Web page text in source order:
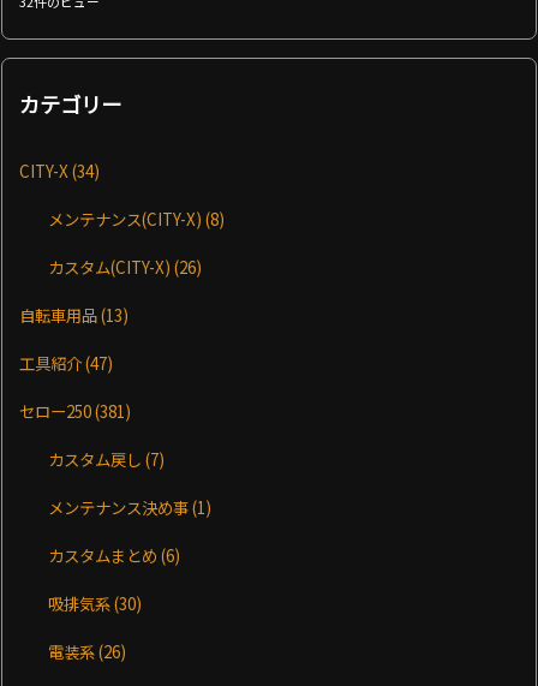
カテゴリー
CITY-X(34)
メンテナンス(CITY-X)(8)
カスタム(CITY-X)(26)
自転車用品(13)
工具紹介(47)
セロー250(381)
カスタム戻し(7)
メンテナンス決め事(1)
カスタムまとめ(6)
吸排気系(30)
電装系(26)